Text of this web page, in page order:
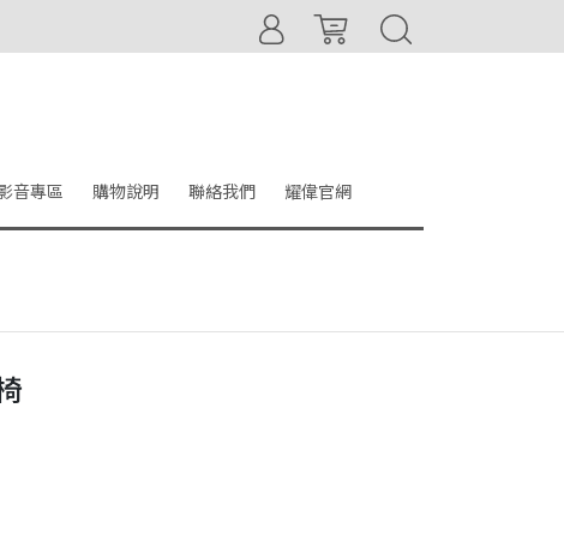
音專區 購物說明 聯絡我們 耀偉官網